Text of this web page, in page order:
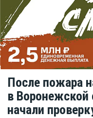
После пожара
в Воронежской
начали